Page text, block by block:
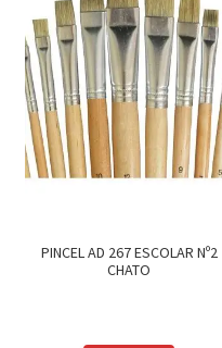
PINCEL AD 267 ESCOLAR Nº2
CHATO